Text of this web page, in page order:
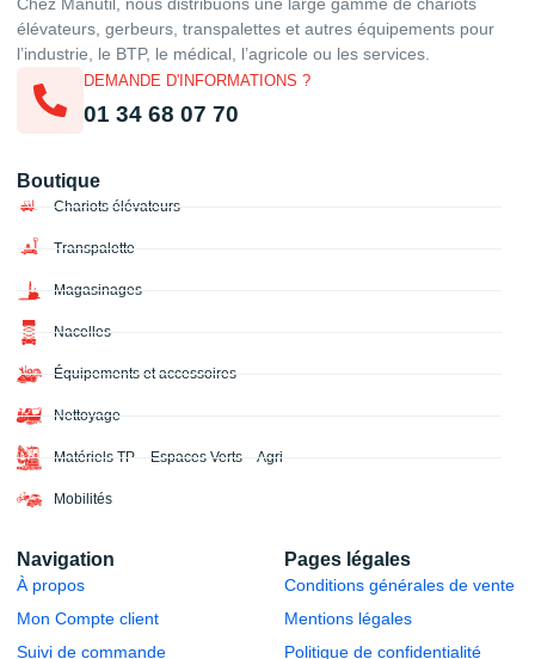
élévateurs, gerbeurs, transpalettes et autres équipements pour
l’industrie, le BTP, le médical, l’agricole ou les services.
DEMANDE D'INFORMATIONS ?
01 34 68 07 70
Boutique
Chariots élévateurs
Transpalette
Magasinages
Nacelles
Équipements et accessoires
Nettoyage
Matériels TP – Espaces Verts – Agri
Mobilités
Navigation
À propos
Mon Compte client
Suivi de commande
Pages légales
Conditions générales de vente
Mentions légales
Politique de confidentialité